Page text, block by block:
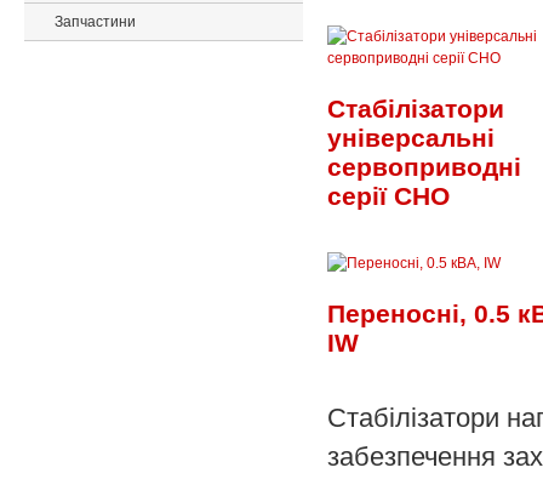
Стабілізатори
універсальні
сервоприводні
серії СНО
Переносні, 0.5
IW
Стабілізатори
забезпечення
Запчастини